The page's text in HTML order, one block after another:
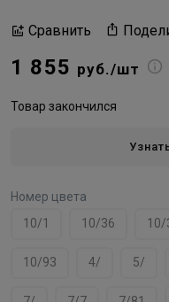
Сравнить
1 855 руб./шт
Товар закончился
Номер цвета
10/1
10/36 10/
10/93 4/ 5/